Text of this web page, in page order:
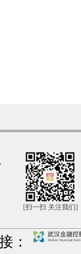
[扫一扫 关注我们]
：